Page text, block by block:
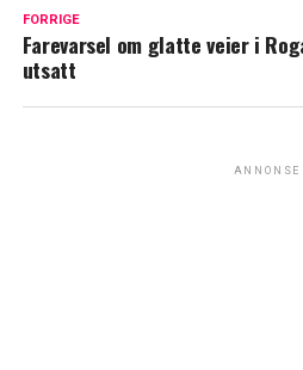
FORRIGE
Farevarsel om glatte veier i
utsatt
ANNONSE